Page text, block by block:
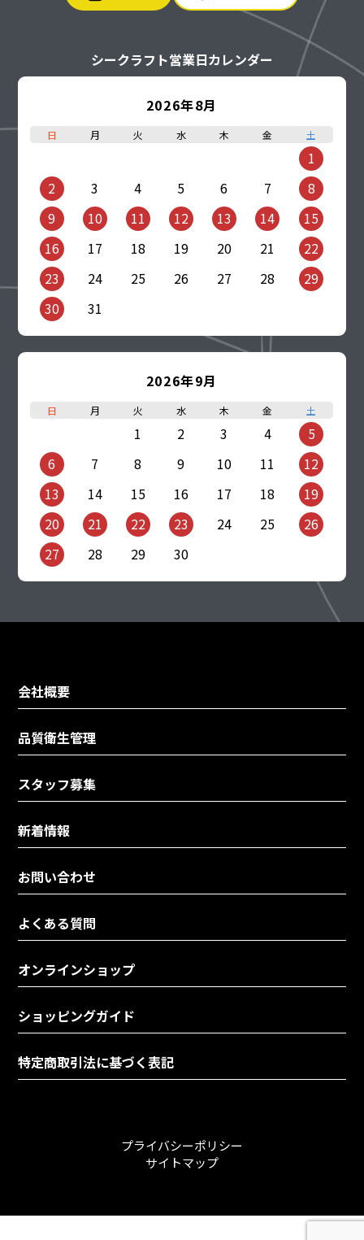
シークラフト営業日カレンダー
2026年8月
日 月 火 水 木 金 土
1
2
3 4 5 6 7
8
9
10 11 12 13 14
15
16
17 18 19 20 21
22
23
24 25 26 27 28
29
30
31
2026年9月
日 月 火 水 木 金 土
1 2 3 4
5
6
7 8 9 10 11
12
13
14 15 16 17 18
19
20
21 22 23 24 25
26
27
28 29 30
会社概要
品質衛生管理
スタッフ募集
新着情報
お問い合わせ
よくある質問
オンラインショップ
ショッピングガイド
特定商取引法に基づく表記
プライバシーポリシー
サイトマップ